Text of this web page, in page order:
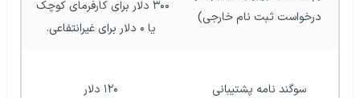
درخواست ثبت نام خارجی)
یا ۰ دلار برای غیرانتفاعی.
سوگند نامه پشتیبانی ۱۲۰ دلار